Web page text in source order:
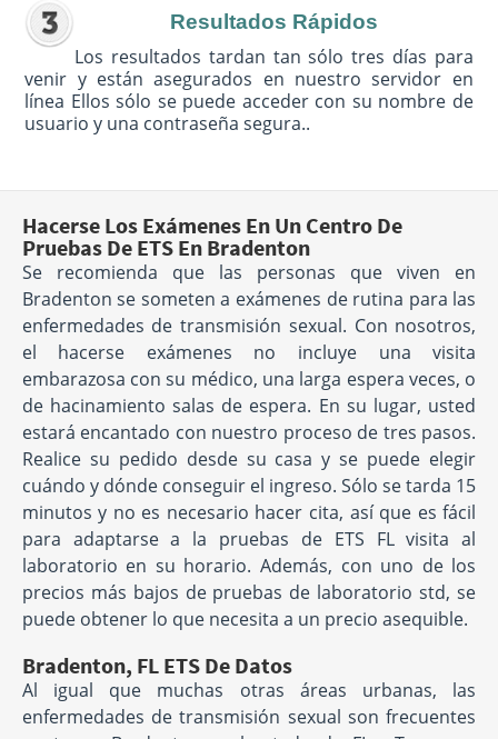
Resultados Rápidos
Los resultados tardan tan sólo tres días para
venir y están asegurados en nuestro servidor en
línea Ellos sólo se puede acceder con su nombre de
usuario y una contraseña segura..
Hacerse Los Exámenes En Un Centro De
Pruebas De ETS En Bradenton
Se recomienda que las personas que viven en
Bradenton se someten a exámenes de rutina para las
enfermedades de transmisión sexual. Con nosotros,
el hacerse exámenes no incluye una visita
embarazosa con su médico, una larga espera veces, o
de hacinamiento salas de espera. En su lugar, usted
estará encantado con nuestro proceso de tres pasos.
Realice su pedido desde su casa y se puede elegir
cuándo y dónde conseguir el ingreso. Sólo se tarda 15
minutos y no es necesario hacer cita, así que es fácil
para adaptarse a la pruebas de ETS FL visita al
laboratorio en su horario. Además, con uno de los
precios más bajos de pruebas de laboratorio std, se
puede obtener lo que necesita a un precio asequible.
Bradenton, FL ETS De Datos
Al igual que muchas otras áreas urbanas, las
enfermedades de transmisión sexual son frecuentes